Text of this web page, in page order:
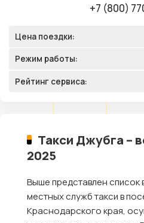
+7 (800)
Цена поездки:
Режим работы:
Рейтинг сервиса:
Такси Джубга –
2025
Выше представлен список
местных служб такси в
Краснодарского края,